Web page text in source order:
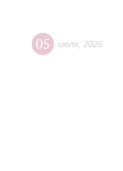
05 июля 2026